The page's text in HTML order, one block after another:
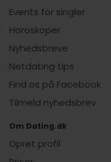
Events for singler
Horoskoper
Nyhedsbreve
Netdating tips
Find os på Facebook
Tilmeld nyhedsbrev
Om Dating.dk
Opret profil